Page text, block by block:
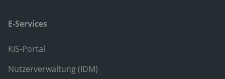
E-Services
KIS-Portal
Nutzerverwaltung (IDM)